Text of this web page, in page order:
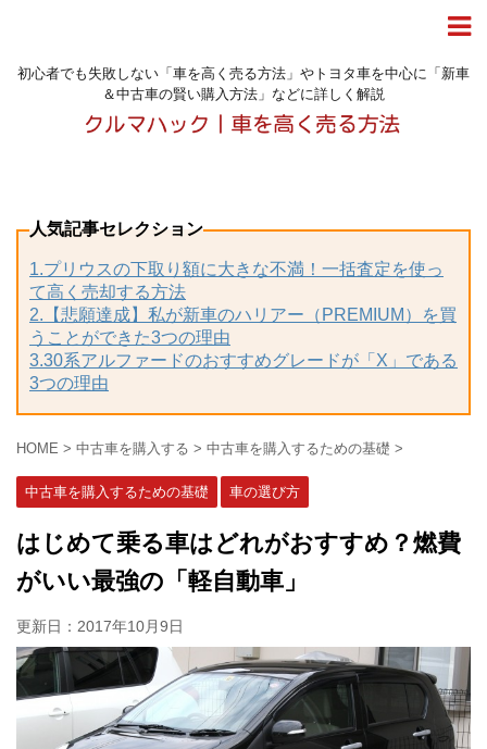
初心者でも失敗しない「車を高く売る方法」やトヨタ車を中心に「新車
＆中古車の賢い購入方法」などに詳しく解説
人気記事セレクション
1.プリウスの下取り額に大きな不満！一括査定を使っ
て高く売却する方法
2.【悲願達成】私が新車のハリアー（PREMIUM）を買
うことができた3つの理由
3.30系アルファードのおすすめグレードが「X」である
3つの理由
HOME > 中古車を購入する > 中古車を購入するための基礎 >
中古車を購入するための基礎 車の選び方
はじめて乗る車はどれがおすすめ？燃費
がいい最強の「軽自動車」
更新日： 2017年10月9日